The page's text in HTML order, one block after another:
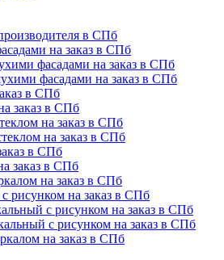
в СПб
на заказ в СПб
фасадами на заказ в СПб
фасадами на заказ в СПб
в СПб
заказ в СПб
на заказ в СПб
на заказ в СПб
в СПб
заказ в СПб
на заказ в СПб
рисунком на заказ в СПб
с рисунком на заказ в СПб
с рисунком на заказ в СПб
на заказ в СПб